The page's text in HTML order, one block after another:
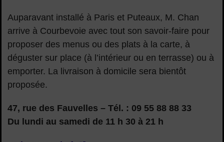
Auparavant installé à Paris et Puteaux, M. Chan
arrive à Courbevoie avec tout son savoir-faire pour
proposer des menus ou des plats à la carte, à
déguster sur place (à l’intérieur ou en terrasse) ou à
emporter. La livraison à domicile sera bientôt
proposée.
47, rue des Fauvelles – Tél. : 09 55 88 88 33
Du lundi au samedi de 11 h 30 à 21 h